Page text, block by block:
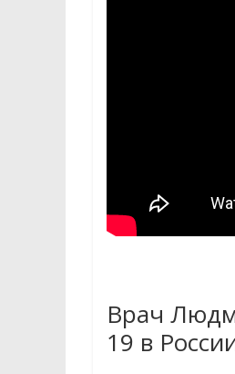
Врач
19 в